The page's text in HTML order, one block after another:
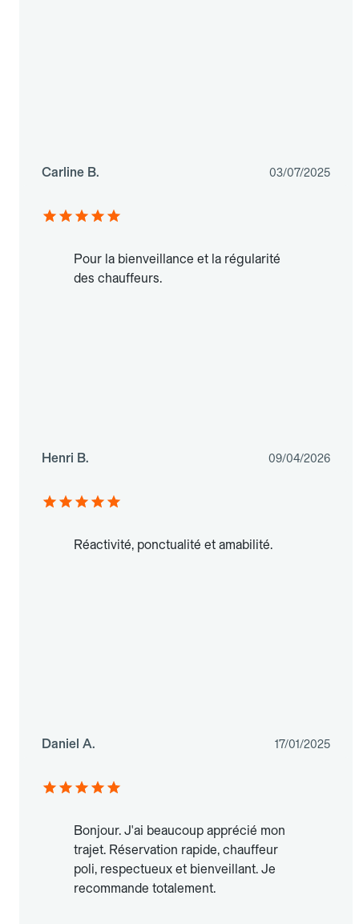
Carline B. 03/07/2025
Pour la bienveillance et la régularité
des chauffeurs.
Henri B. 09/04/2026
Réactivité, ponctualité et amabilité.
Daniel A. 17/01/2025
Bonjour. J'ai beaucoup apprécié mon
trajet. Réservation rapide, chauffeur
poli, respectueux et bienveillant. Je
recommande totalement.